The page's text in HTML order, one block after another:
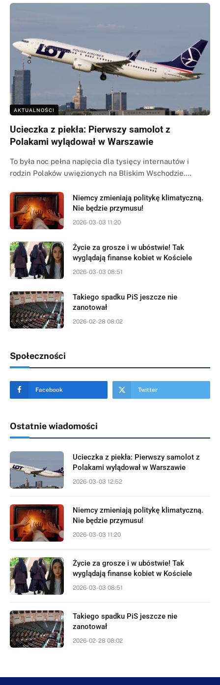
AKTUALNOŚCI
Ucieczka z piekła: Pierwszy samolot z
Polakami wylądował w Warszawie
To była noc pełna napięcia dla tysięcy internautów i
rodzin Polaków uwięzionych na Bliskim Wschodzie.…
Niemcy zmieniają politykę klimatyczną.
Nie będzie przymusu!
2026-03-03 11:20
Życie za grosze i w ubóstwie! Tak
wyglądają finanse kobiet w Kościele
2026-03-03 08:51
Takiego spadku PiS jeszcze nie
zanotował
2026-02-28 08:02
Społeczności
Facebook Twitter
Ostatnie wiadomości
Ucieczka z piekła: Pierwszy samolot z
Polakami wylądował w Warszawie
2026-03-03 12:52
Niemcy zmieniają politykę klimatyczną.
Nie będzie przymusu!
2026-03-03 11:20
Życie za grosze i w ubóstwie! Tak
wyglądają finanse kobiet w Kościele
2026-03-03 08:51
Takiego spadku PiS jeszcze nie
zanotował
2026-02-28 08:02